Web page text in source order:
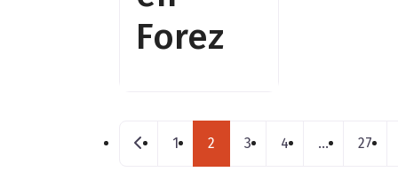
Forez
Posts navigation
Nouveaux postes
1 2 3 4 … 27